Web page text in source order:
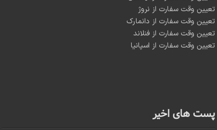
تعیین وقت سفارت از نروژ
تعیین وقت سفارت از دانمارک
تعیین وقت سفارت از فنلاند
تعیین وقت سفارت از اسپانیا
پست های اخیر